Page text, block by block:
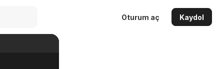
Oturum aç Kaydol